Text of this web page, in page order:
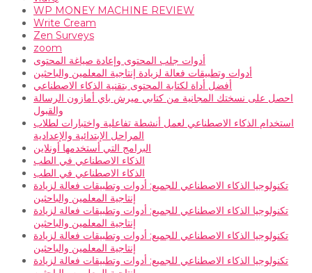
WP MONEY MACHINE REVIEW
Write Cream
Zen Surveys
zoom
أدوات جلب المحتوى وإعادة صياغة المحتوى
أدوات وتطبيقات فعالة لزيادة إنتاجية المعلمين والباحثين
أفضل أداة لكتابة المحتوى بتقنية الذكاء الاصطناعي
احصل على نسختك المجانية من كتابي ميرش باي أمازون الرسالة
والقبول
استخدام الذكاء الاصطناعي لعمل أنشطة تفاعلية واختبارات لطلاب
المراحل الإبتدائية والإعدادية
البرامج التي أستخدمها أونلاين
الذكاء الاصطناعي في الطب
الذكاء الاصطناعي في الطب
تكنولوجيا الذكاء الاصطناعي للجميع: أدوات وتطبيقات فعالة لزيادة
إنتاجية المعلمين والباحثين
تكنولوجيا الذكاء الاصطناعي للجميع: أدوات وتطبيقات فعالة لزيادة
إنتاجية المعلمين والباحثين
تكنولوجيا الذكاء الاصطناعي للجميع: أدوات وتطبيقات فعالة لزيادة
إنتاجية المعلمين والباحثين
تكنولوجيا الذكاء الاصطناعي للجميع: أدوات وتطبيقات فعالة لزيادة